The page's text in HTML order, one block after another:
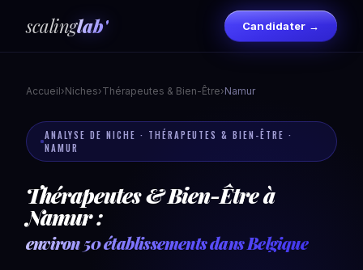
scalinglab' Candidater →
Accueil›Niches›Thérapeutes & Bien-Être›Namur
ANALYSE DE NICHE · THÉRAPEUTES & BIEN-ÊTRE ·
NAMUR
Thérapeutes & Bien-Être à
Namur :
environ 50 établissements dans Belgique